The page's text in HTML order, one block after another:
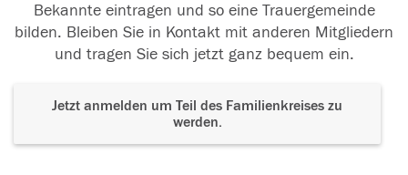
Bekannte eintragen und so eine Trauergemeinde
bilden. Bleiben Sie in Kontakt mit anderen Mitgliedern
und tragen Sie sich jetzt ganz bequem ein.
Jetzt anmelden um Teil des Familienkreises zu
werden.